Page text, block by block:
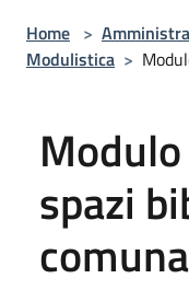
Home >
Modulistica >
spazi